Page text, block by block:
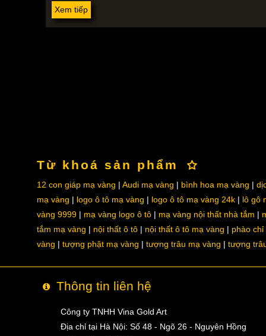
Xem tiếp
Từ khoá sản phẩm
12 con giáp mạ vàng Audi mạ vàng bình hoa mạ vàng
mạ vàng
logo ô tô mạ vàng logo ô tô mạ vàng 24k
lô gô
vàng 9999
mạ vàng logo ô tô mạ vàng nội thất nhà tắm
tắm mạ vàng
nội thất ô tô nội thất ô tô mạ vàng
phào chỉ
vàng
tượng phật mạ vàng tượng trâu mạ vàng tượng
Thông tin liên hệ
Công ty TNHH Vina Gold Art
Địa chỉ tại Hà Nội: Số 48 - Ngõ 26 - Nguyên Hồng